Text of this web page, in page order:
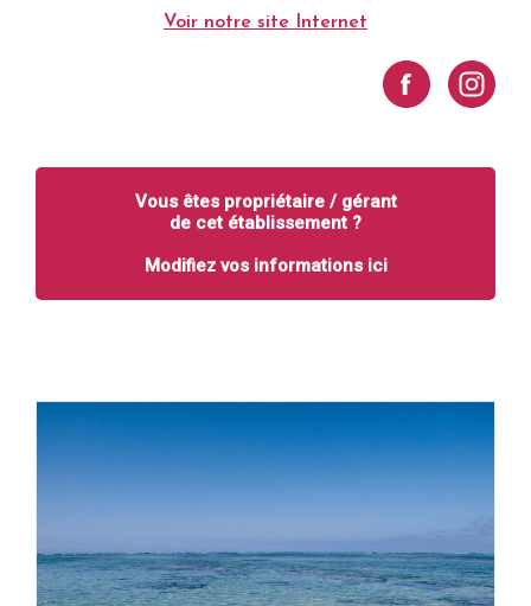
Voir notre site Internet
Vous êtes propriétaire / gérant
de cet établissement ?
Modifiez vos informations ici